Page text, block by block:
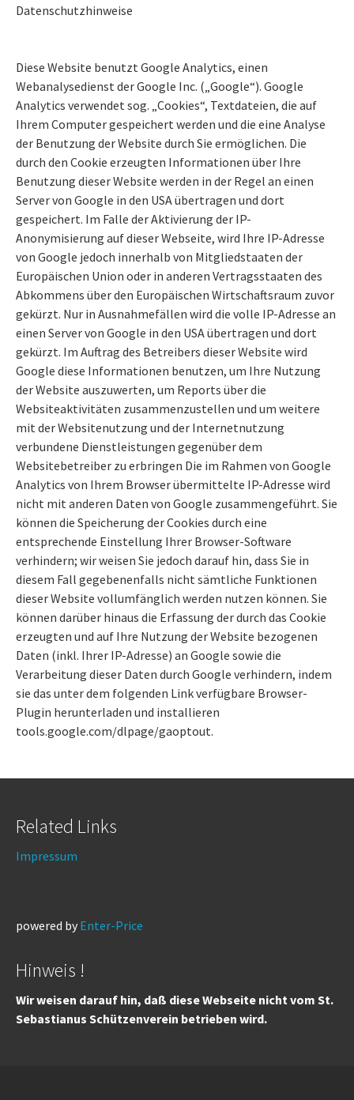
Datenschutzhinweise
Diese Website benutzt Google Analytics, einen
Webanalysedienst der Google Inc. („Google“). Google
Analytics verwendet sog. „Cookies“, Textdateien, die auf
Ihrem Computer gespeichert werden und die eine Analyse
der Benutzung der Website durch Sie ermöglichen. Die
durch den Cookie erzeugten Informationen über Ihre
Benutzung dieser Website werden in der Regel an einen
Server von Google in den USA übertragen und dort
gespeichert. Im Falle der Aktivierung der IP-
Anonymisierung auf dieser Webseite, wird Ihre IP-Adresse
von Google jedoch innerhalb von Mitgliedstaaten der
Europäischen Union oder in anderen Vertragsstaaten des
Abkommens über den Europäischen Wirtschaftsraum zuvor
gekürzt. Nur in Ausnahmefällen wird die volle IP-Adresse an
einen Server von Google in den USA übertragen und dort
gekürzt. Im Auftrag des Betreibers dieser Website wird
Google diese Informationen benutzen, um Ihre Nutzung
der Website auszuwerten, um Reports über die
Websiteaktivitäten zusammenzustellen und um weitere
mit der Websitenutzung und der Internetnutzung
verbundene Dienstleistungen gegenüber dem
Websitebetreiber zu erbringen Die im Rahmen von Google
Analytics von Ihrem Browser übermittelte IP-Adresse wird
nicht mit anderen Daten von Google zusammengeführt. Sie
können die Speicherung der Cookies durch eine
entsprechende Einstellung Ihrer Browser-Software
verhindern; wir weisen Sie jedoch darauf hin, dass Sie in
diesem Fall gegebenenfalls nicht sämtliche Funktionen
dieser Website vollumfänglich werden nutzen können. Sie
können darüber hinaus die Erfassung der durch das Cookie
erzeugten und auf Ihre Nutzung der Website bezogenen
Daten (inkl. Ihrer IP-Adresse) an Google sowie die
Verarbeitung dieser Daten durch Google verhindern, indem
sie das unter dem folgenden Link verfügbare Browser-
Plugin herunterladen und installieren
tools.google.com/dlpage/gaoptout.
Related Links
Impressum
powered by Enter-Price
Hinweis !
Wir weisen darauf hin, daß diese Webseite nicht vom St.
Sebastianus Schützenverein betrieben wird.